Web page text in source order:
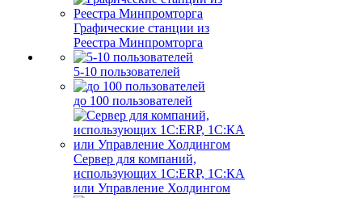
Графические станции из
Реестра Минпромторга
5-10 пользователей
до 100 пользователей
Сервер для компаний,
использующих 1C:ERP, 1С:КА
или Управление Холдингом